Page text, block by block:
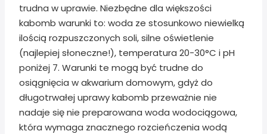
trudna w uprawie. Niezbędne dla większości
kabomb warunki to: woda ze stosunkowo niewielką
ilością rozpuszczonych soli, silne oświetlenie
(najlepiej słoneczne!), temperatura 20-30°C i pH
poniżej 7. Warunki te mogą być trudne do
osiągnięcia w akwarium domowym, gdyż do
długotrwałej uprawy kabomb przeważnie nie
nadaje się nie preparowana woda wodociągowa,
która wymaga znacznego rozcieńczenia wodą